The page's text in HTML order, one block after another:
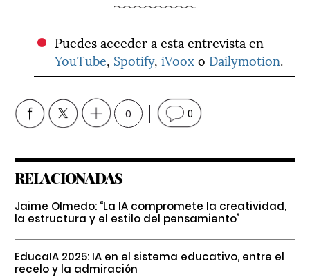
Puedes acceder a esta entrevista en
YouTube, Spotify,iVoox o Dailymotion.
0 0
RELACIONADAS
Jaime Olmedo: “La IA compromete la creatividad,
la estructura y el estilo del pensamiento”
EducaIA 2025: IA en el sistema educativo, entre el
recelo y la admiración